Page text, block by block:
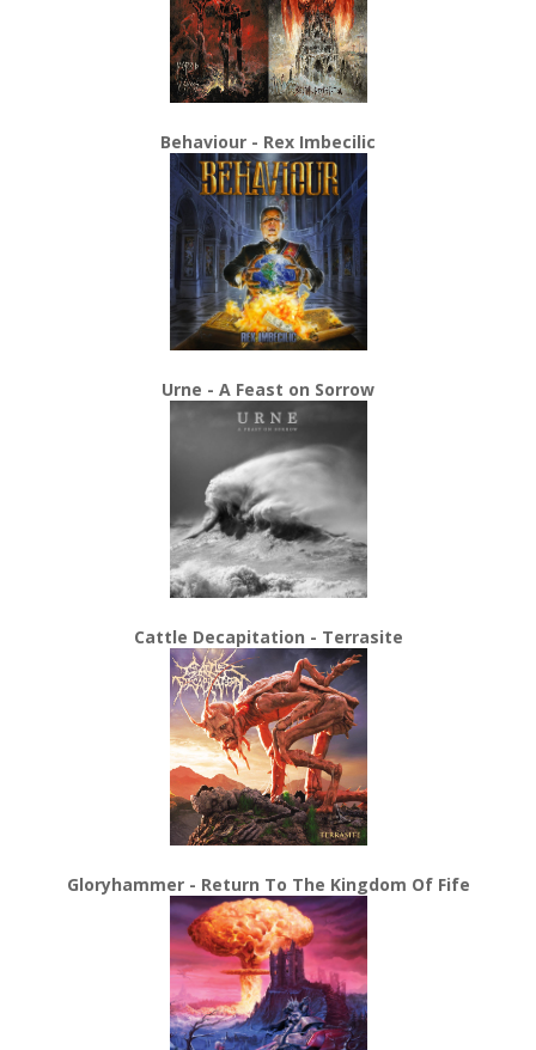
Behaviour - Rex Imbecilic
Urne - A Feast on Sorrow
Cattle Decapitation - Terrasite
Gloryhammer - Return To The Kingdom Of Fife